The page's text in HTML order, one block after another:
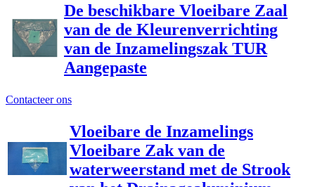
De beschikbare Vloeibare Zaal
van de de Kleurenverrichting
van de Inzamelingszak TUR
Aangepaste
Contacteer ons
Vloeibare de Inzamelings
Vloeibare Zak van de
waterweerstand met de Strook